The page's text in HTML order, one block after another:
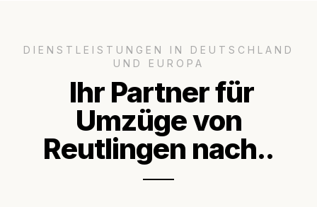
DIENSTLEISTUNGEN IN DEUTSCHLAND
UND EUROPA
Ihr Partner für
Umzüge von
Reutlingen nach..